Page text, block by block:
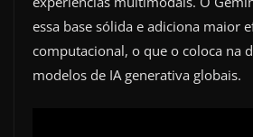
essa base sólida e adiciona maior
computacional, o que o coloca na
modelos de IA generativa globais.